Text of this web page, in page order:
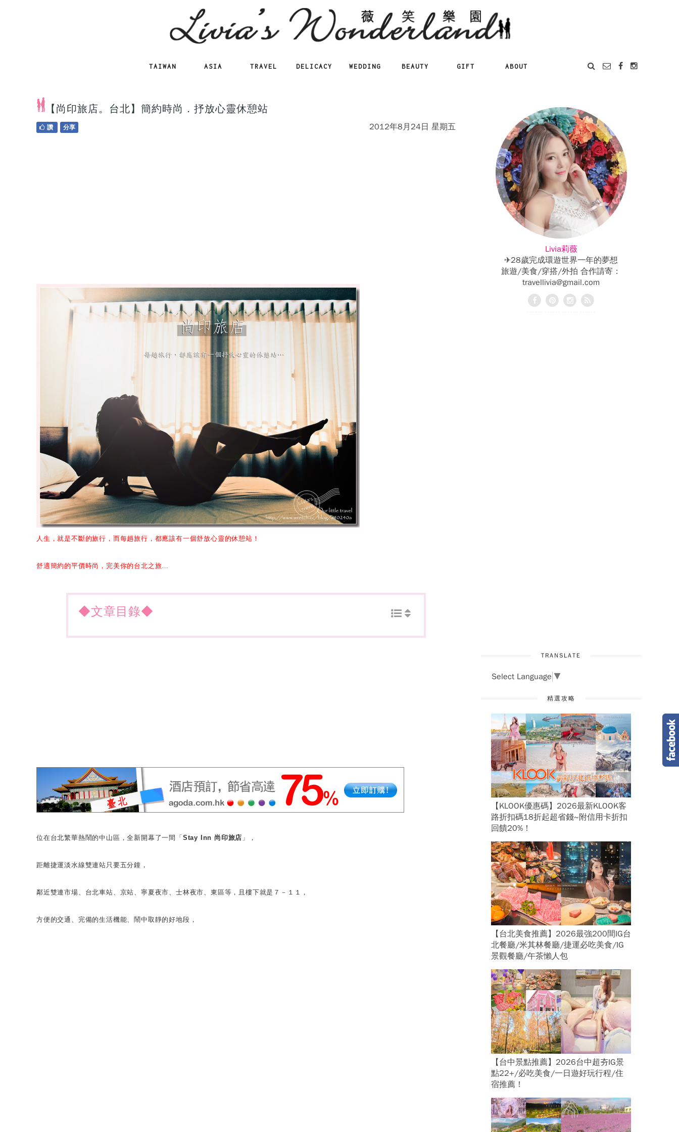
TAIWAN ASIA TRAVEL DELICACY WEDDING BEAUTY GIFT ABOUT
【尚印旅店。台北】簡約時尚．抒放心靈休憩站
2012年8月24日 星期五
讚 分享
人生，就是不斷的旅行，而每趟旅行，都應該有一個舒放心靈的休憩站！
舒適簡約的平價時尚，完美你的台北之旅…
◆文章目錄◆
位在台北繁華熱鬧的中山區，全新開幕了一間 「 Stay Inn 尚印旅店 」，
距離捷運淡水線雙連站只要五分鐘，
鄰近雙連市場、台北車站、京站、寧夏夜市、士林夜市、東區等，且樓下就是７－１１，
方便的交通、完備的生活機能、鬧中取靜的好地段，
Livia莉薇
✈28歲完成環遊世界一年的夢想
旅遊/美食/穿搭/外拍 合作請寄：
travellivia@gmail.com
TRANSLATE
Select Language ▼
精選攻略
【KLOOK優惠碼】2026最新KLOOK客
路折扣碼18折起超省錢~附信用卡折扣
回饋20%！
【台北美食推薦】2026最強200間IG台
北餐廳/米其林餐廳/捷運必吃美食/IG
景觀餐廳/午茶懶人包
【台中景點推薦】2026台中超夯IG景
點22+/必吃美食/一日遊好玩行程/住
宿推薦！